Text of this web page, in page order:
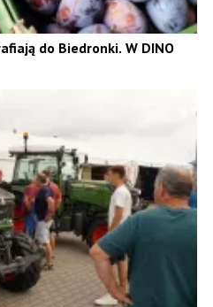
do Biedronki. W DINO